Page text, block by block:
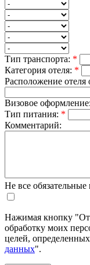
Тип транспорта: *
Категория отеля: *
Расположение отеля
Визовое оформление:
Тип питания: *
Комментарий:
Не все
Нажимая кнопку
обработку моих
целей,
данных".